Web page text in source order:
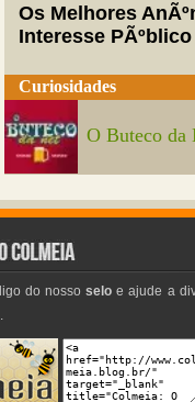
Os Melhores
Interesse PÃºblico
Curiosidades
O Buteco da
do nossoselo e ajude a